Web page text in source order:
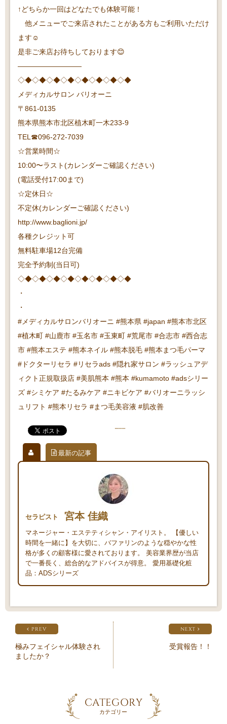
↑どちらか一回はどなたでも体験可能！
他メニューでご来店されたことがある方もご利用いただけ
ます☺️
是非ご来店お待ちしております😊
—————————
◇◆◇◆◇◆◇◆◇◆◇◆◇◆◇◆
メディカルサロン バリオーニ
〒861-0135
熊本県熊本市北区植木町一木233-9
TEL☎︎096-272-7039
☆営業時間☆
10:00〜ラスト(カレンダーご確認ください)
(電話受付17:00まで)
☆定休日☆
不定休(カレンダーご確認ください)
http://www.baglioni.jp/
各種クレジット可
無料駐車場12台完備
完全予約制(当日可)
◇◆◇◆◇◆◇◆◇◆◇◆◇◆◇◆
・
・
#メディカルサロンバリオーニ #熊本県 #japan #熊本市北区
#植木町 #山鹿市 #玉名市 #玉東町 #荒尾市 #合志市 #西合志
市 #熊本エステ #熊本ネイル #熊本脱毛 #熊本まつ毛パーマ
#ドクターリセラ #リセラads #隠れ家サロン #ラッシュアデ
ィクト正規取扱店 #美肌熊本 #熊本 #kumamoto #adsシリー
ズ #シミケア #たるみケア #ニキビケア #バリオーニラッシ
ュリフト #熊本リセラ #まつ毛美容液 #肌改善
最新の記事
セラピスト 宮本 佳織
マネージャー・エステティシャン・アイリスト。 【優しい
時間を一緒に】を大切に、バファリンのような穏やかな性
格が多くの顧客様に愛されております。 美容業界歴が当店
で一番長く、総合的なアドバイスが得意。 愛用基礎化粧
品：ADSシリーズ
PREV
極みフェイシャル体験され
ましたか？
NEXT
受賞報告！！
CATEGORY
カテゴリー